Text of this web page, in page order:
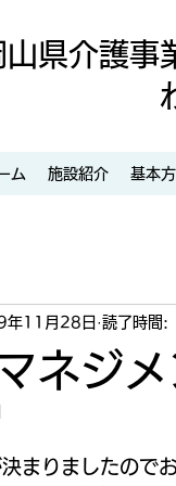
山県介護事
ム 施設紹介 基本
ネジ
11月28日 読了時間:
まりましたので